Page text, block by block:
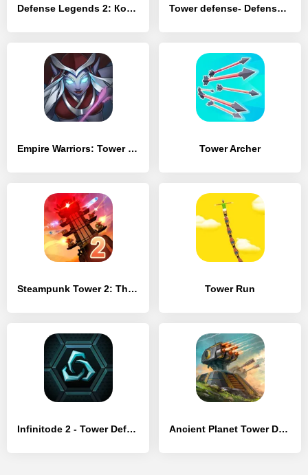
Defense Legends 2: Командир башня обороны Tower defense- Defense Legend
Empire Warriors: Tower Defense Tower Archer
Steampunk Tower 2: The One Tower Defense Strategy Tower Run
Infinitode 2 - Tower Defense Ancient Planet Tower Defense